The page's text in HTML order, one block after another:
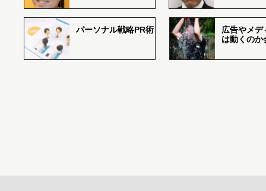
パーソナル戦略PR術
広告やメデ
は動くのか